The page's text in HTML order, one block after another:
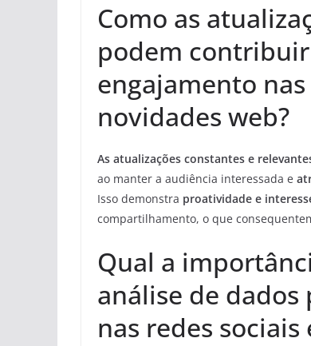
Como as
podem
engajamento
novidades web?
As atualizações constantes e
ao manter a audiência interessada e
Isso demonstra proatividade e
compartilhamento, o que
Qual a
análise de
nas redes